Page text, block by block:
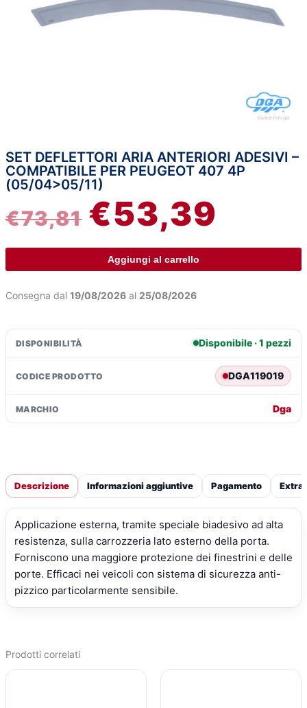
SET DEFLETTORI ARIA ANTERIORI ADESIVI –
COMPATIBILE PER PEUGEOT 407 4P
(05/04>05/11)
€73,81
IL
PREZZO
ORIGINALE
ERA:
€73,81.
€53,39
IL
Set
deflettori
aria
adesivi
compatibile
per
407
(05/04>05/11)
quantità
Aggiungi al carrello
Consegna dal 19/08/2026al 25/08/2026
DISPONIBILITÀ Disponibile · 1 pezzi
CODICE PRODOTTO DGA119019
MARCHIO Dga
Descrizione Informazioni aggiuntive Pagamento Extra
Applicazione esterna, tramite speciale biadesivo ad alta
resistenza, sulla carrozzeria lato esterno della porta.
Forniscono una maggiore protezione dei finestrini e delle
porte. Efficaci nei veicoli con sistema di sicurezza anti-
pizzico particolarmente sensibile.
Prodotti correlati